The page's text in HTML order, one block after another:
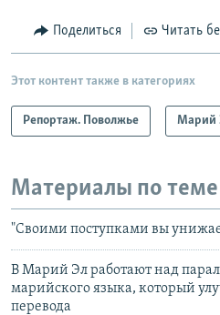
Поделиться Читать
Этот контент также в категориях
Репортаж. Поволжье Марий
Материалы по теме
"Своими поступками вы
В Марий Эл работают над
марийского языка, который
перевода